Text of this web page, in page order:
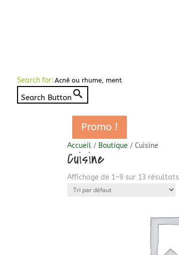
Search for:
Search Button
Accueil / Boutique / Cuisine
Cuisine
Affichage de 1–9 sur 13 résultats
Promo !
Promo !
Promo !
Promo !
Promo !